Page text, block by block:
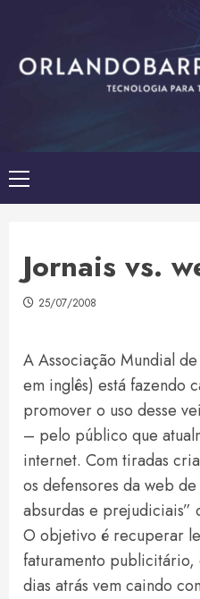
content
Primary
Menu
Jornais vs.
25/07/2008
A Associação Mundial
em inglês) está fazendo
promover o uso desse
– pelo público que
internet. Com tiradas
os defensores da web
absurdas e prejudiciais”
O objetivo é recuperar
faturamento publicitário,
dias atrás vem caindo